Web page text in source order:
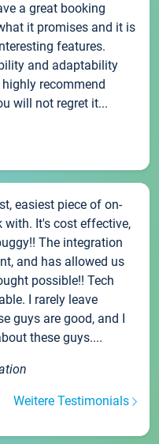
a great booking
it promises and it is
features.
and adaptability
recommend
will not regret it...
easiest piece of on-
with. It's cost effective,
The integration
and has allowed us
possible!! Tech
I rarely leave
guys are good, and I
these guys....
Weitere Testimonials